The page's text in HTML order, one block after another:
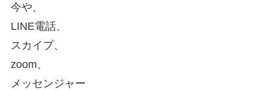
今や、
LINE電話、
スカイプ、
zoom、
メッセンジャー